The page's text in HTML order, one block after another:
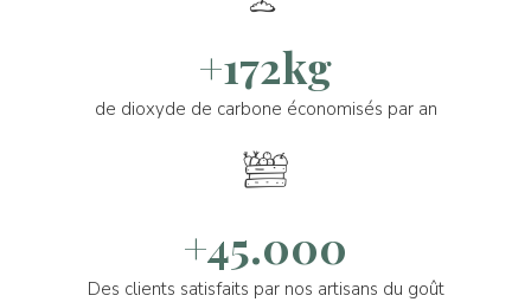
+172kg
de dioxyde de carbone économisés par an
+45.000
Des clients satisfaits par nos artisans du goût